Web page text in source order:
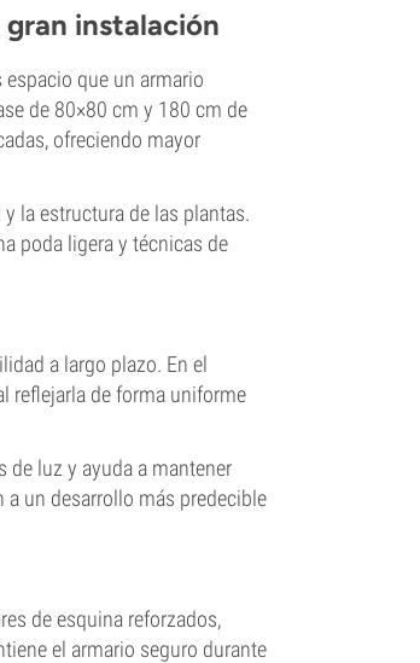
instalación
que un armario
de 80×80 cm y 180 cm de
ofreciendo mayor
la estructura de las plantas.
poda ligera y técnicas de
a largo plazo. En el
reflejarla de forma uniforme
luz y ayuda a mantener
un desarrollo más predecible
de esquina reforzados,
el armario seguro durante